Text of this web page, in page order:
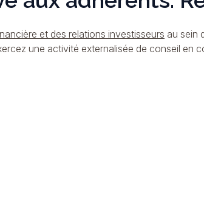
et des relations investisseurs au sein
une activité externalisée de conseil en